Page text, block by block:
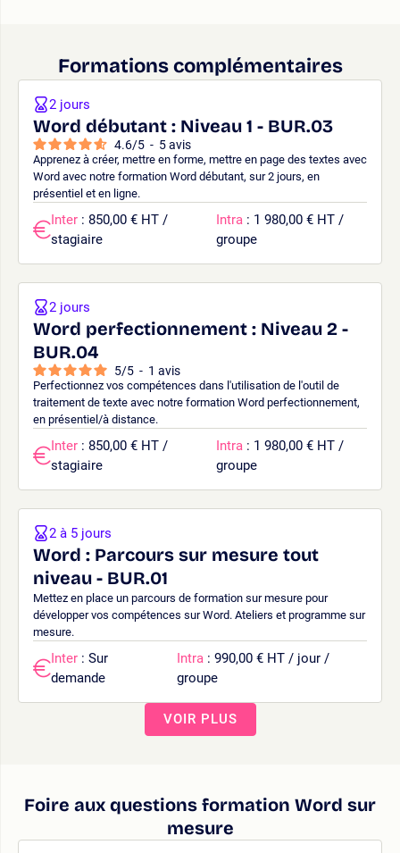
Formations complémentaires
Word débutant : Niveau 1 - BUR.03
4.6/5 - 5avis
Apprenez à créer, mettre en forme, mettre en page des textes avec
Word avec notre formation Word débutant, sur 2 jours, en
présentiel et en ligne.
2 jours
Inter : 850,00 € HT /
stagiaire
Intra : 1 980,00 € HT /
groupe
Word perfectionnement : Niveau 2 -
BUR.04
5/5 - 1 avis
Perfectionnez vos compétences dans l'utilisation de l'outil de
traitement de texte avec notre formation Word perfectionnement,
en présentiel/à distance.
2 jours
Inter : 850,00 € HT /
stagiaire
Intra : 1 980,00 € HT /
groupe
Word : Parcours sur mesure tout
niveau - BUR.01
Mettez en place un parcours de formation sur mesure pour
développer vos compétences sur Word. Ateliers et programme sur
mesure.
2 à 5 jours
Inter : Sur
demande
Intra: 990,00 € HT / jour /
groupe
VOIR PLUS
Foire aux questions formation Word sur
mesure